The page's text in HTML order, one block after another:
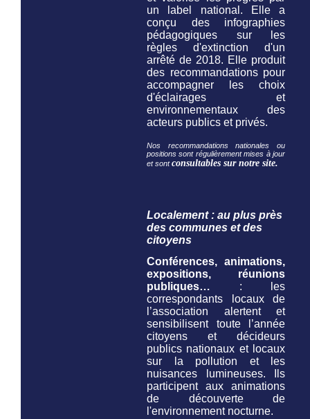
un label national. Elle a
conçu des infographies
pédagogiques sur les
règles d'extinction d'un
arrêté de 2018. Elle produit
des recommandations pour
accompagner les choix
d'éclairages et
environnementaux des
acteurs publics et privés.
Nos recommandations nationales ou
positions sont régulièrement mises à jour
et sontconsultables sur notre site.
Localement : au plus près
des communes et des
citoyens
Conférences, animations,
expositions, réunions
publiques… : les
correspondants locaux de
l’association alertent et
sensibilisent toute l’année
citoyens et décideurs
publics nationaux et locaux
sur la pollution et les
nuisances lumineuses. Ils
participent aux animations
de découverte de
l'environnement nocturne.